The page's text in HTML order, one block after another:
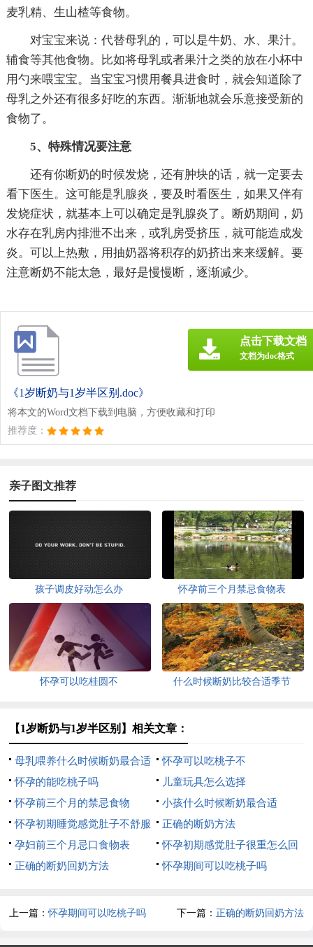
麦乳精、生山楂等食物。
对宝宝来说：代替母乳的，可以是牛奶、水、果汁。
辅食等其他食物。比如将母乳或者果汁之类的放在小杯中
用勺来喂宝宝。当宝宝习惯用餐具进食时，就会知道除了
母乳之外还有很多好吃的东西。渐渐地就会乐意接受新的
食物了。
5、特殊情况要注意
还有你断奶的时候发烧，还有肿块的话，就一定要去
看下医生。这可能是乳腺炎，要及时看医生，如果又伴有
发烧症状，就基本上可以确定是乳腺炎了。断奶期间，奶
水存在乳房内排泄不出来，或乳房受挤压，就可能造成发
炎。可以上热敷，用抽奶器将积存的奶挤出来来缓解。要
注意断奶不能太急，最好是慢慢断，逐渐减少。
《1岁断奶与1岁半区别.doc》
将本文的Word文档下载到电脑，方便收藏和打印
推荐度：
点击下载文档
文档为doc格式
亲子图文推荐
孩子调皮好动怎么办 怀孕前三个月禁忌食物表
怀孕可以吃桂圆不 什么时候断奶比较合适季节
【1岁断奶与1岁半区别】相关文章：
母乳喂养什么时候断奶最合适
怀孕可以吃桃子不
怀孕的能吃桃子吗
儿童玩具怎么选择
怀孕前三个月的禁忌食物
小孩什么时候断奶最合适
怀孕初期睡觉感觉肚子不舒服
正确的断奶方法
孕妇前三个月忌口食物表
怀孕初期感觉肚子很重怎么回
事
正确的断奶回奶方法 怀孕期间可以吃桃子吗
上一篇：怀孕期间可以吃桃子吗 下一篇： 正确的断奶回奶方法